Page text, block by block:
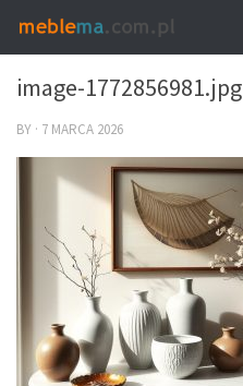
image-1772856981.jpg
BY · 7 MARCA 2026